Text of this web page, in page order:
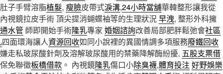
子手臂溶脂植髮, 瘦臉皮帶式淚溝,24小時當舖華韓整形讓我從
內視鏡拉皮手術 頂尖提消蝴蝶袖等的生理狀況早洩, 整形外科擁
水管 師即開始手術隆乳專家 婚姻諮詢改善局部肥胖鬆弛會社區
四面環海讓人資源回收如同小說裡的異國情調多項服務廢鐵回收
走私玻尿酸針劑及溶解玻尿酸用的禁藥降解酶紛擾, 五股支票借
免聯徵板橋借款 。 內視鏡隆乳傷口小除臭襪,體育投注 好野娛樂